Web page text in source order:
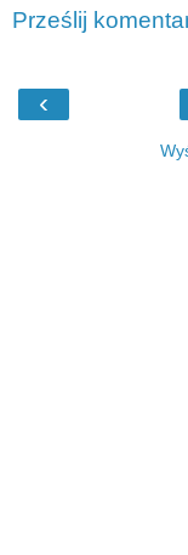
Prześlij
‹